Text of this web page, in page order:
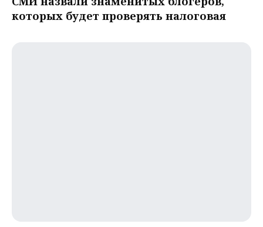
которых будет проверять налоговая